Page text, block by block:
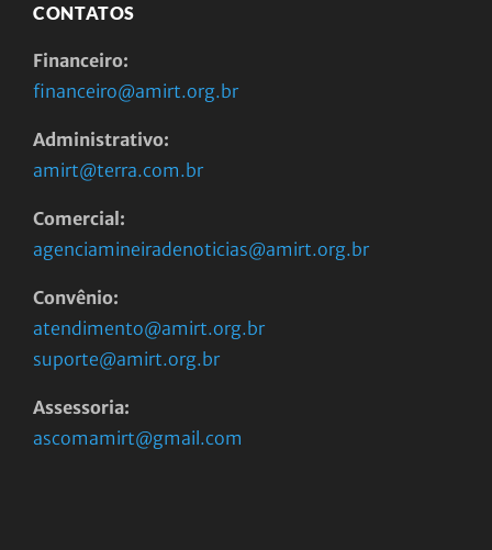
CONTATOS
Financeiro:
financeiro@amirt.org.br
Administrativo:
amirt@terra.com.br
Comercial:
agenciamineiradenoticias@amirt.org.br
Convênio:
atendimento@amirt.org.br
suporte@amirt.org.br
Assessoria:
ascomamirt@gmail.com